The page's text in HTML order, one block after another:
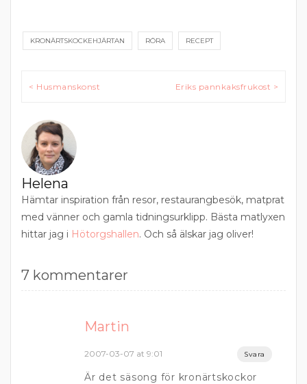
KRONÄRTSKOCKEHJÄRTAN RÖRA RECEPT
Inläggsnavigering
< Husmanskonst Eriks pannkaksfrukost >
Helena
Hämtar inspiration från resor, restaurangbesök, matprat
med vänner och gamla tidningsurklipp. Bästa matlyxen
hittar jag i Hötorgshallen. Och så älskar jag oliver!
7 kommentarer
Martin
2007-03-07 at 9:01 Svara
Är det säsong för kronärtskockor